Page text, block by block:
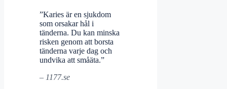
”Karies är en sjukdom
som orsakar hål i
tänderna. Du kan minska
risken genom att borsta
tänderna varje dag och
undvika att småäta.”
– 1177.se